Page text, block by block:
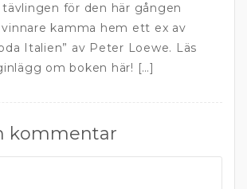
för den här gången
kamma hem ett ex av
Italien” av Peter Loewe. Läs
om boken här! […]
kommentar